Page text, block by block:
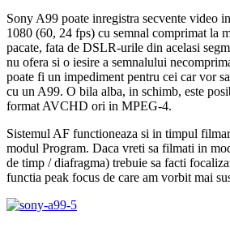
Sony A99 poate inregistra secvente video
1080 (60, 24 fps) cu semnal comprimat la
pacate, fata de DSLR-urile din acelasi
nu ofera si o iesire a semnalului
poate fi un impediment pentru cei car vor
cu un A99. O bila alba, in schimb, este
format AVCHD ori in MPEG-4.
Sistemul AF functioneaza si in timpul
modul Program. Daca vreti sa filmati in
de timp / diafragma) trebuie sa facti
functia peak focus de care am vorbit mai